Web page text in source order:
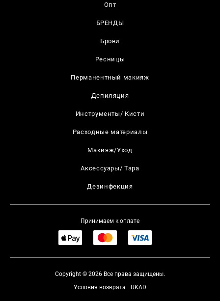
Опт
БРЕНДЫ
Брови
Ресницы
Перманентный макияж
Депиляция
Инструменты/ Кисти
Расходные материалы
Макияж/Уход
Аксессуары/ Тара
Дезинфекция
Принимаем к оплате
Copyright © 2026 Все права защищены.
UKAD
Условия возврата